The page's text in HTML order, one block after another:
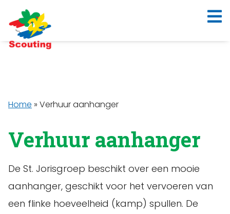
Home » Verhuur aanhanger
Verhuur aanhanger
De St. Jorisgroep beschikt over een mooie
aanhanger, geschikt voor het vervoeren van
een flinke hoeveelheid (kamp) spullen. De